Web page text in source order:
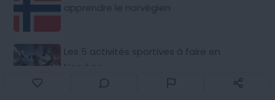
apprendre le norvégien
Les 5 activités sportives à faire en
Norvège